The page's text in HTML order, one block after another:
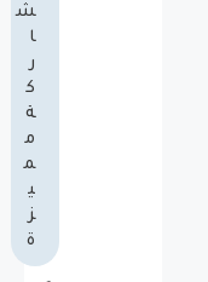
ش
ا
ر
ك
ة
م
م
ي
ز
ة